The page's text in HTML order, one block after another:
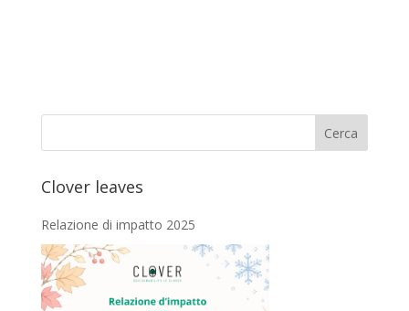
Clover leaves
Relazione di impatto 2025